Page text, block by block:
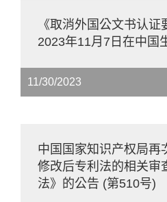
《取消外国公文书认
2023年11月7日在中国
11/30/2023
中国国家知识产权局再
修改后专利法的相关审
法》的公告 (第510号)